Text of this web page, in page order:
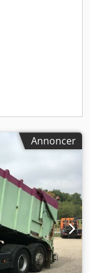
læsning
*
uddannede
Hatwo Ah Isha
MAN, TGS *
* EBS,
*
aksel *
Anden
* Radio/CD *
tank *
Gearkasse:
*
* Nyttelast:
1. aksel:
Dækstand 2.
315/70 R22,5 *
315/70 R22,5
315/70 R22,5 *
Dæk
Codpsyxia
blive
for
* Salg
er mulig. *
* Fejl og
indtastningsfejl.
Annoncer